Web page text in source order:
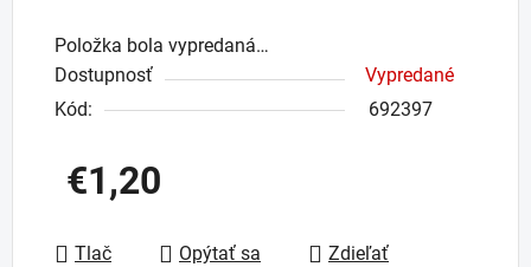
Položka bola vypredaná…
Dostupnosť
Vypredané
Kód:
692397
€1,20
Tlač
Opýtať sa Zdieľať